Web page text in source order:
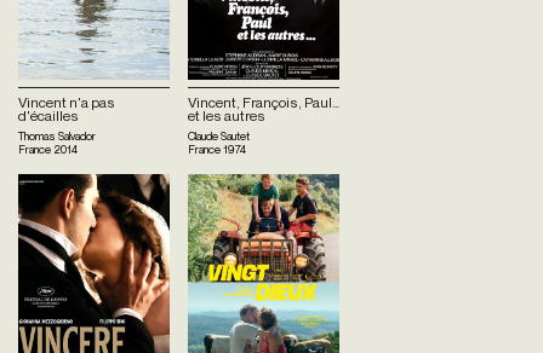
Vincent n'a pas
d'écailles
Thomas Salvador
France 2014
Vincent, François, Paul…
et les autres
Claude Sautet
France1974